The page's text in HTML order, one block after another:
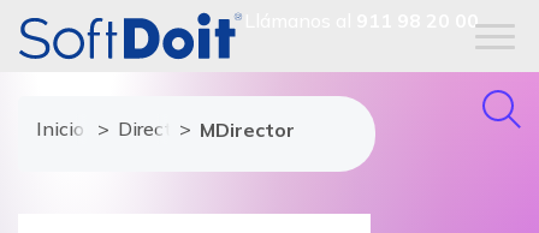
911 98 20 00
Inicio Directorio de proveedores
MDirector